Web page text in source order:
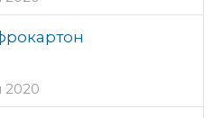
2020